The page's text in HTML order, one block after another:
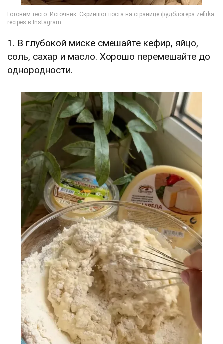
1. В глубокой миске смешайте кефир, яйцо,
соль, сахар и масло. Хорошо перемешайте до
однородности.